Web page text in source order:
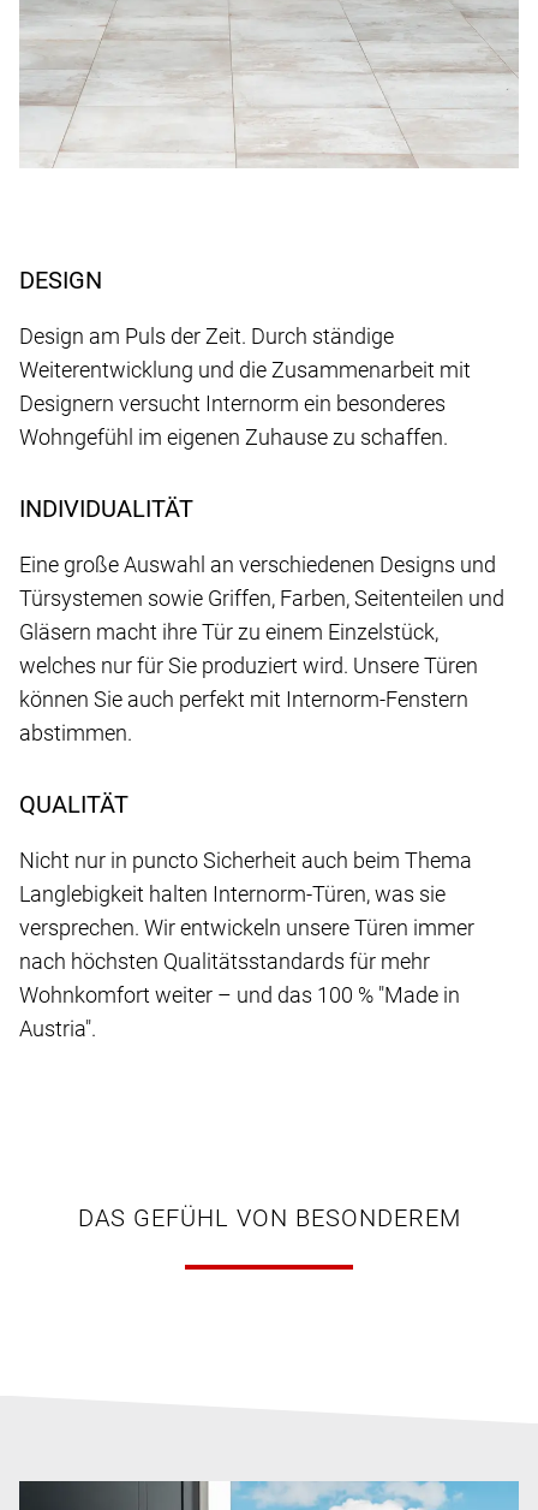
DESIGN
Design am Puls der Zeit. Durch ständige
Weiterentwicklung und die Zusammenarbeit mit
Designern versucht Internorm ein besonderes
Wohngefühl im eigenen Zuhause zu schaffen.
INDIVIDUALITÄT
Eine große Auswahl an verschiedenen Designs und
Türsystemen sowie Griffen, Farben, Seitenteilen und
Gläsern macht ihre Tür zu einem Einzelstück,
welches nur für Sie produziert wird. Unsere Türen
können Sie auch perfekt mit Internorm-Fenstern
abstimmen.
QUALITÄT
Nicht nur in puncto Sicherheit auch beim Thema
Langlebigkeit halten Internorm-Türen, was sie
versprechen. Wir entwickeln unsere Türen immer
nach höchsten Qualitätsstandards für mehr
Wohnkomfort weiter – und das 100 % "Made in
Austria".
DAS GEFÜHL VON BESONDEREM